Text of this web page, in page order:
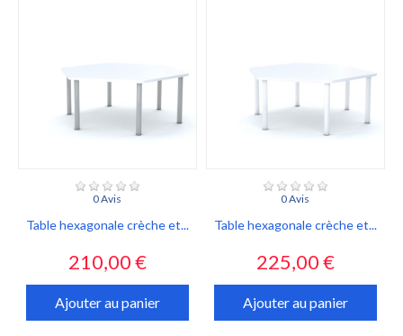
0 Avis
Table hexagonale crèche et...
Prix
210,00 €
Ajouter au panier
0 Avis
Table hexagonale crèche et...
Prix
225,00 €
Ajouter au panier